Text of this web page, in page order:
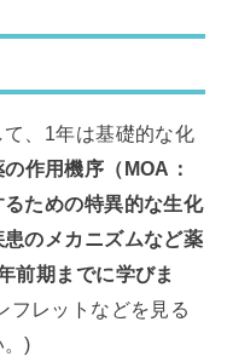
、1年は基礎的な化
の作用機序（MOA：
ための特異的な生化
のメカニズムなど薬
前期までに学びま
フレットなどを見る
。)